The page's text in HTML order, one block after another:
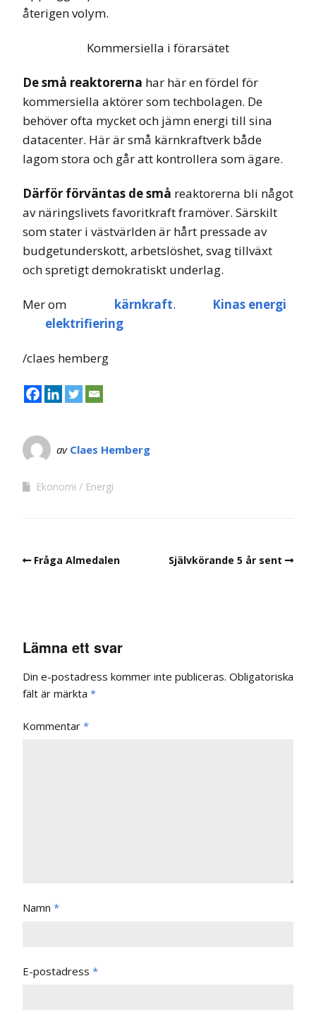
återigen volym.
Kommersiella i förarsätet
De små reaktorerna har här en fördel för
kommersiella aktörer som techbolagen. De
behöver ofta mycket och jämn energi till sina
datacenter. Här är små kärnkraftverk både
lagom stora och går att kontrollera som ägare.
Därför förväntas de små reaktorerna bli något
av näringslivets favoritkraft framöver. Särskilt
som stater i västvärlden är hårt pressade av
budgetunderskott, arbetslöshet, svag tillväxt
och spretigt demokratiskt underlag.
Mer om kärnkraft. Kinas energi
elektrifiering
/claes hemberg
av Claes Hemberg
Ekonomi Energi
Fråga Almedalen Självkörande 5 år sent
Lämna ett svar
Din e-postadress kommer inte publiceras. Obligatoriska
fält är märkta *
Kommentar *
Namn *
E-postadress *